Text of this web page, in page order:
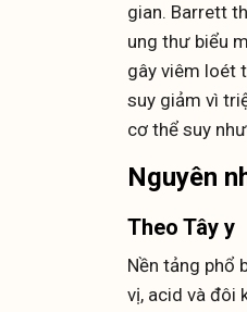
gian. Barrett
ung thư biểu
gây viêm loét
suy giảm vì
cơ thể suy
Nguyên
Theo Tây y
Nền tảng phổ
vị, acid và đôi